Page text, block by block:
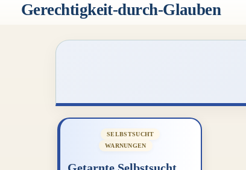
ZumGerechtigkeit-durch-Glauben
SELBSTSUCHT
WARNUNGEN